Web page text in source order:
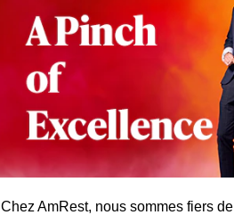
Chez AmRest, nous sommes fiers